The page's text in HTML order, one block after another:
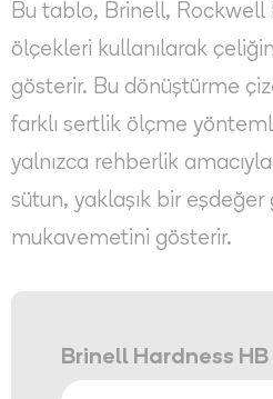
Bu tablo, Brinell, Rockwell
ölçekleri kullanılarak
gösterir. Bu dönüştürme
farklı sertlik ölçme
yalnızca rehberlik
sütun, yaklaşık bir eşdeğer
mukavemetini gösterir.
Brinell Hardness HB